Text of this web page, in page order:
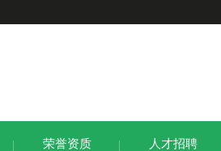
荣誉资质 人才招聘